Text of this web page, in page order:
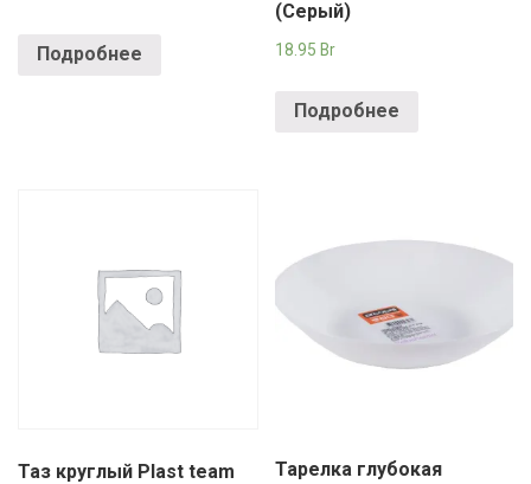
Подробнее
(Серый)
18.95 Br
Подробнее
Таз круглый Plast team
Тарелка глубокая